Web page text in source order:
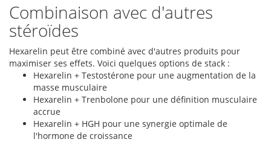
Combinaison avec d'autres
stéroïdes
Hexarelin peut être combiné avec d'autres produits pour
maximiser ses effets. Voici quelques options de stack :
Hexarelin + Testostérone pour une augmentation de la
masse musculaire
Hexarelin + Trenbolone pour une définition musculaire
accrue
Hexarelin + HGH pour une synergie optimale de
l'hormone de croissance